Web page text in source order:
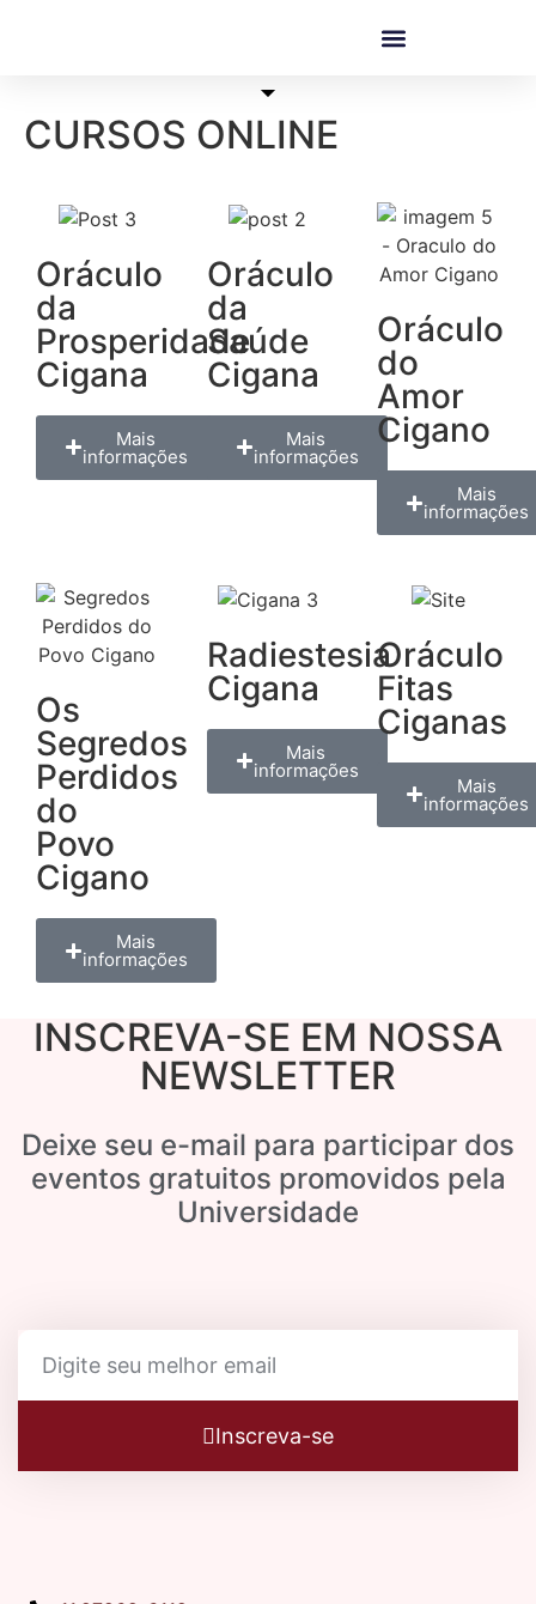
CURSOS ONLINE
Oráculo
da
Prosperidade
Cigana
Mais
informações
Oráculo
da
Saúde
Cigana
Mais
informações
Oráculo
do
Amor
Cigano
Mais
informações
Os
Segredos
Perdidos
do
Povo
Cigano
Mais
informações
Radiestesia
Cigana
Mais
informações
Oráculo
Fitas
Ciganas
Mais
informações
INSCREVA-SE EM NOSSA
NEWSLETTER
Deixe seu e-mail para participar dos
eventos gratuitos promovidos pela
Universidade
Inscreva-se